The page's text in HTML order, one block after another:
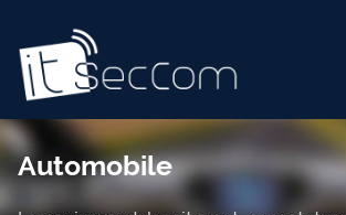
Automobile